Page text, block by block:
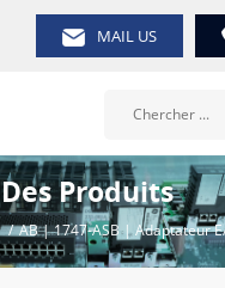
MAIL US
Des Produits
/ AB | 1747-ASB | Adaptateur